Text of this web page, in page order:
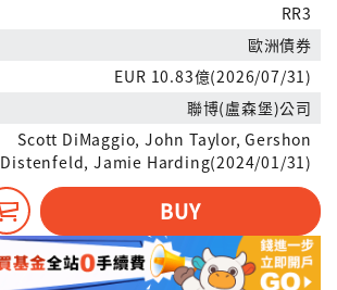
RR3
歐洲債券
EUR 10.83億(2026/07/31)
聯博(盧森堡)公司
Scott DiMaggio, John Taylor, Gershon
Distenfeld, Jamie Harding(2024/01/31)
BUY